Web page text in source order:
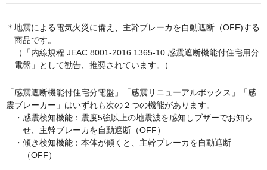
＊地震による電気火災に備え、主幹ブレーカを自動遮断（OFF)する
商品です。
（「内線規程 JEAC 8001-2016 1365-10 感震遮断機能付住宅用分
電盤」として勧告、推奨されています。）
「感震遮断機能付住宅分電盤」「感震リニューアルボックス」「感
震ブレーカー」はいずれも次の２つの機能があります。
・感震検知機能：震度5強以上の地震波を感知しブザーでお知ら
せ、主幹ブレーカを自動遮断（OFF）
・傾き検知機能：本体が傾くと、主幹ブレーカを自動遮断
（OFF）